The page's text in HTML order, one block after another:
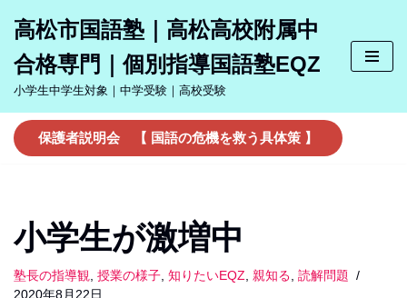
ン
テ
ン
ツ
へ
プ
高松市国語塾｜高松高校附属中
合格専門｜個別指導国語塾EQZ
小学生中学生対象｜中学受験｜高校受験
保護者説明会 【 国語の危機を救う具体策 】
小学生が激増中
塾長の指導観, 授業の様子, 知りたいEQZ, 親知る, 読解問題
2020年8月22日